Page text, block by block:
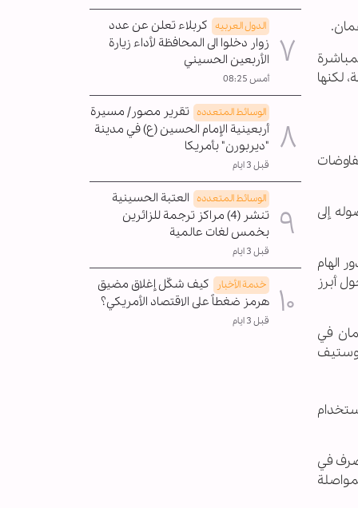
لكنها
إلى
الهام
أبرز
سلطنة عمان في
وستيف
في
الدول العربیه كربلاء تعلن عن عدد
زوار دخلوا الى المحافظة لأداء زيارة
الأربعين الحسيني
أمس 08:25
الوسائط المتعدده تقرير مصور/ مسيرة
أربعينية الإمام الحسين (ع) في مدينة
"ديربورن" بأمريكا
قبل 3 ايام
الوسائط المتعدده العتبة الحسينية
تنشر (4) مراكز ترجمة للزائرين
بخمس لغات عالمية
قبل 3 ايام
خدمة الأخبار
كيف شكّل إغلاق مضيق
هرمز ضغطاً على الاقتصاد الأمريكي؟
قبل 3 ايام